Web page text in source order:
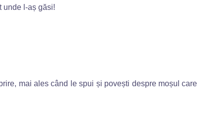
unde l-aș găsi!
mai ales când le spui și povești despre moșul